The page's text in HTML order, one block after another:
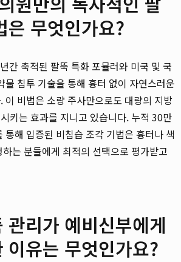
은 무엇인가요?
간 축적된 팔뚝 특화 포뮬러와 미국 및 국
물 침투 기술을 통해 흉터 없이 자연스러운
이 비법은 소량 주사만으로도 대량의 지방
키는 효과를 지니고 있습니다. 누적 30만
통해 입증된 비침습 조각 기법은 흉터나 색
는 분들에게 최적의 선택으로 평가받고
관리가 예비신부에게
이유는 무엇인가요?